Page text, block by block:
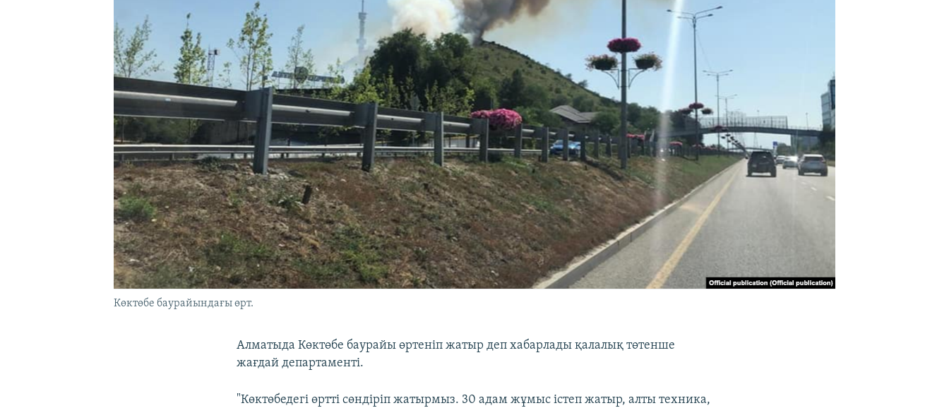
Көктөбе баурайындағы өрт.
Алматыда Көктөбе баурайы өртеніп жатыр деп хабарлады қалалық төтенше
жағдай департаменті.
"Көктөбедегі өртті сөндіріп жатырмыз. 30 адам жұмыс істеп жатыр, алты техника,